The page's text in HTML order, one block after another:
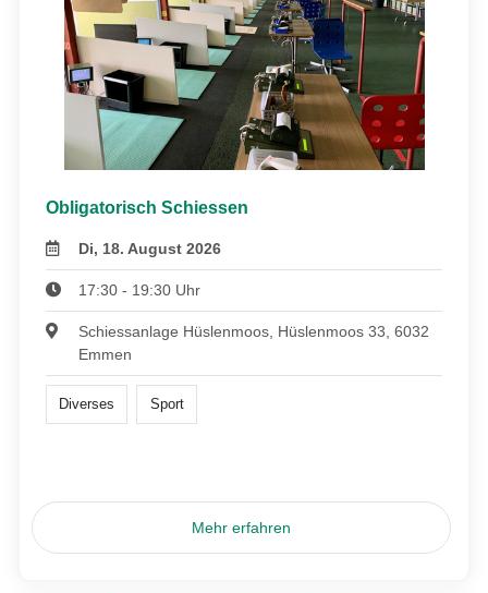
Obligatorisch Schiessen
Di, 18. August 2026
17:30 - 19:30 Uhr
Schiessanlage Hüslenmoos, Hüslenmoos 33, 6032
Emmen
Diverses Sport
Mehr erfahren